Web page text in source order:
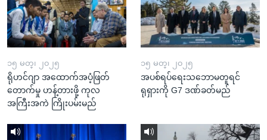
၁၅ မတ္၊ ၂၀၂၅
ရိုဟင်ဂျာ အထောက်အပံ့ဖြတ်
တောက်မှု ဟန့်တားဖို့ ကုလ
အကြီးအကဲ ကြိုးပမ်းမည်
၁၅ မတ္၊ ၂၀၂၅
အပစ်ရပ်ရေးသဘောမတူရင်
ရုရှားကို G7 ဒဏ်ခတ်မည်